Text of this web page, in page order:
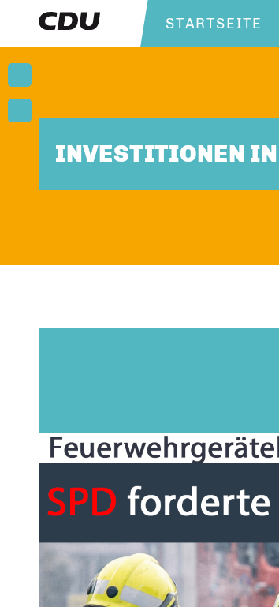
STARTSEITE
INVESTITIONEN IN